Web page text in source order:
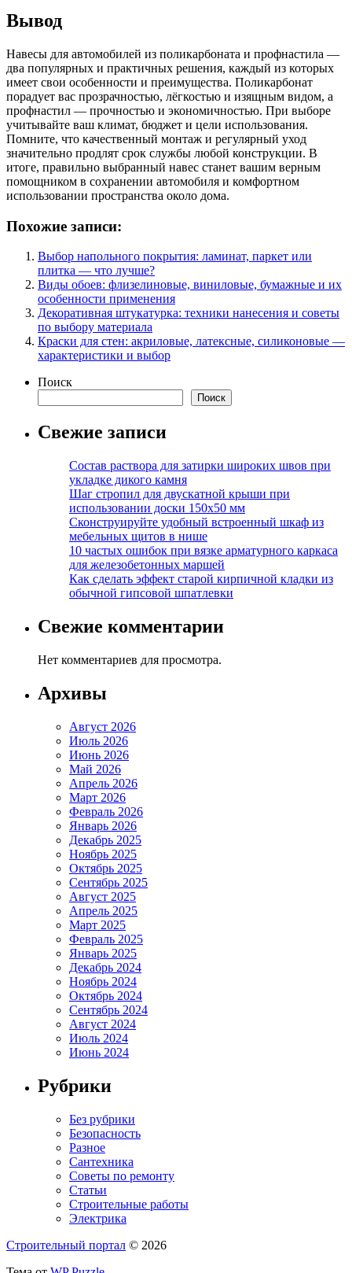
Вывод
Навесы для автомобилей из поликарбоната и профнастила —
два популярных и практичных решения, каждый из которых
имеет свои особенности и преимущества. Поликарбонат
порадует вас прозрачностью, лёгкостью и изящным видом, а
профнастил — прочностью и экономичностью. При выборе
учитывайте ваш климат, бюджет и цели использования.
Помните, что качественный монтаж и регулярный уход
значительно продлят срок службы любой конструкции. В
итоге, правильно выбранный навес станет вашим верным
помощником в сохранении автомобиля и комфортном
использовании пространства около дома.
Похожие записи:
Выбор напольного покрытия: ламинат, паркет или
плитка — что лучше?
Виды обоев: флизелиновые, виниловые, бумажные и их
особенности применения
Декоративная штукатурка: техники нанесения и советы
по выбору материала
Краски для стен: акриловые, латексные, силиконовые —
характеристики и выбор
Поиск
Поиск
Свежие записи
Состав раствора для затирки широких швов при
укладке дикого камня
Шаг стропил для двускатной крыши при
использовании доски 150х50 мм
Сконструируйте удобный встроенный шкаф из
мебельных щитов в нише
10 частых ошибок при вязке арматурного каркаса
для железобетонных маршей
Как сделать эффект старой кирпичной кладки из
обычной гипсовой шпатлевки
Свежие комментарии
Нет комментариев для просмотра.
Архивы
Август 2026
Июль 2026
Июнь 2026
Май 2026
Апрель 2026
Март 2026
Февраль 2026
Январь 2026
Декабрь 2025
Ноябрь 2025
Октябрь 2025
Сентябрь 2025
Август 2025
Апрель 2025
Март 2025
Февраль 2025
Январь 2025
Декабрь 2024
Ноябрь 2024
Октябрь 2024
Сентябрь 2024
Август 2024
Июль 2024
Июнь 2024
Рубрики
Без рубрики
Безопасность
Разное
Сантехника
Советы по ремонту
Статьи
Строительные работы
Электрика
Строительный портал © 2026